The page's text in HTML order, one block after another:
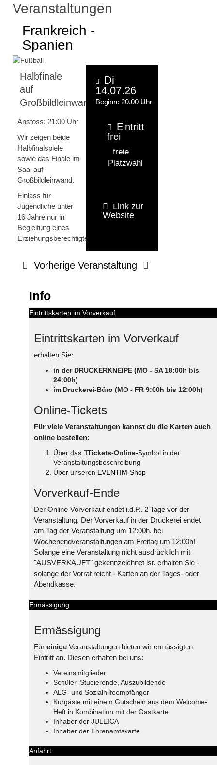
Veranstaltungen
Frankreich -
Spanien
Halbfinale
auf
Großbildleinwand
Anstoss: 21:00 Uhr
Wir zeigen beide
Halbfinalspiele
sowie das Finale im
Saal auf
Großbildleinwand.
Einlass für
Jugendliche unter
16 Jahre nur in
Begleitung eines
Erziehungsberechtigten.
Di
14.07.26
Beginn: 20.00 Uhr
Eintritt
frei
freie
Platzwahl
Link zur
Website
Vorherige Veranstaltung
Info
Eintrittskarten im Vorverkauf
Eintrittskarten im Vorverkauf
erhalten Sie:
in der DRUCKERKNEIPE (MO - SA 18:00h bis
24:00h)
im Druckerei-Büro (MO - FR 9:00h bis 12:00h)
Online-Tickets
Für viele Veranstaltungen kannst du die Karten auch
online bestellen:
Über das Tickets-Online-Symbol in der
Veranstaltungsbeschreibung
Über unseren EVENTIM-Shop
Vorverkauf-Ende
Der Online-Vorverkauf endet i.d.R. 2 Tage vor der
Veranstaltung. Der Vorverkauf in der Druckerei endet
am Tag der Veranstaltung um 12:00h, bei
Wochenendveranstaltungen am Freitag um 12:00h!
Solange eine Veranstaltung nicht ausdrücklich mit
"AUSVERKAUFT" gekennzeichnet ist, erhalten Sie -
solange der Vorrat reicht - Karten an der Tages- oder
Abendkasse.
Ermässigung
Ermässigung
Für einige Veranstaltungen bieten wir ermässigten
Eintritt an. Diesen erhalten bei uns:
Vereinsmitglieder
Schüler, Studierende, Auszubildende
ALG- und Sozialhilfeempfänger
Kurgäste mit einem Gutschein aus dem Welcome-
Heft in Kombination mit der Gastkarte
Inhaber der JULEICA
Inhaber der Ehrenamtskarte
Anfahrt